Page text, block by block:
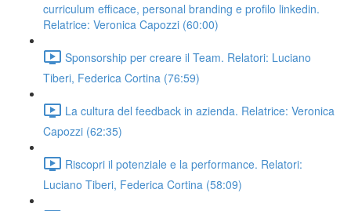
curriculum efficace, personal branding e profilo linkedin.
Relatrice: Veronica Capozzi (60:00)
Sponsorship per creare il Team. Relatori: Luciano
Tiberi, Federica Cortina (76:59)
La cultura del feedback in azienda. Relatrice: Veronica
Capozzi (62:35)
Riscopri il potenziale e la performance. Relatori:
Luciano Tiberi, Federica Cortina (58:09)